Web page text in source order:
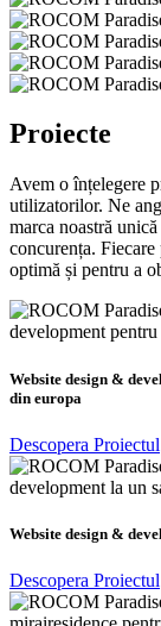
Proiecte
Avem o înțelegere
utilizatorilor. Ne
marca noastră
concurența.
optimă și pentru a
Website design &
din europa
Descopera Proiectul
Website design &
Descopera Proiectul